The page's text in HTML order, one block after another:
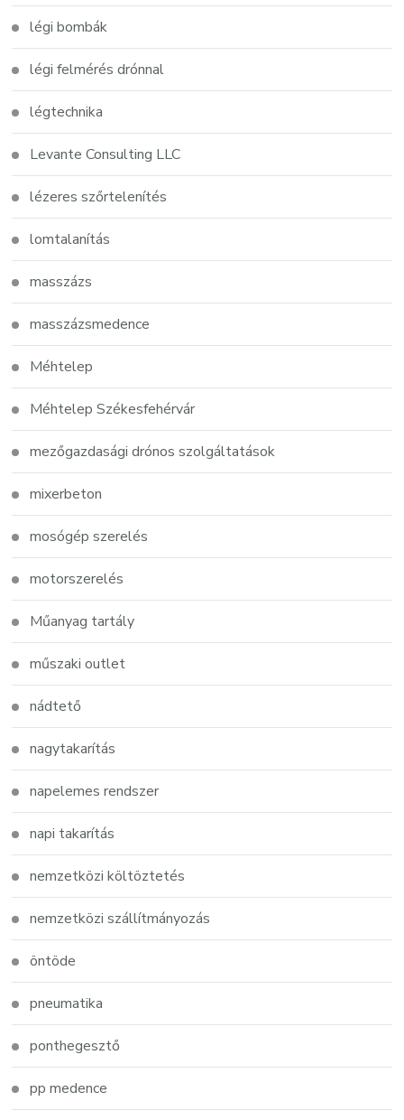
légi bombák
légi felmérés drónnal
légtechnika
Levante Consulting LLC
lézeres szőrtelenítés
lomtalanítás
masszázs
masszázsmedence
Méhtelep
Méhtelep Székesfehérvár
mezőgazdasági drónos szolgáltatások
mixerbeton
mosógép szerelés
motorszerelés
Műanyag tartály
műszaki outlet
nádtető
nagytakarítás
napelemes rendszer
napi takarítás
nemzetközi költöztetés
nemzetközi szállítmányozás
öntöde
pneumatika
ponthegesztő
pp medence